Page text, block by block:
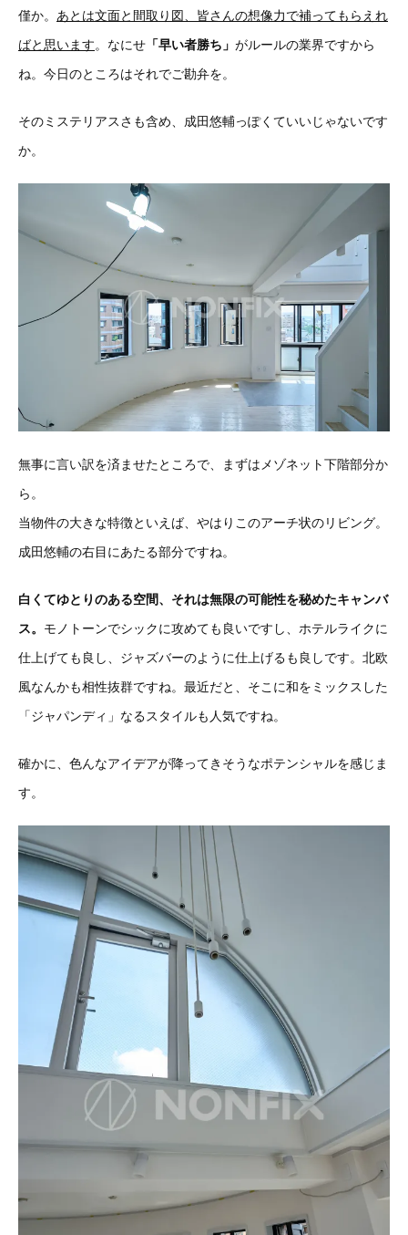
僅か。 あとは文面と間取り図、皆さんの想像力で補ってもらえれ
ばと思います。なにせ 「早い者勝ち」 がルールの業界ですから
ね。今日のところはそれでご勘弁を。
そのミステリアスさも含め、成田悠輔っぽくていいじゃないです
か。
無事に言い訳を済ませたところで、まずはメゾネット下階部分か
ら。
当物件の大きな特徴といえば、やはりこのアーチ状のリビング。
成田悠輔の右目にあたる部分ですね。
白くてゆとりのある空間、それは無限の可能性を秘めたキャンバ
ス。 モノトーンでシックに攻めても良いですし、ホテルライクに
仕上げても良し、ジャズバーのように仕上げるも良しです。北欧
風なんかも相性抜群ですね。最近だと、そこに和をミックスした
「ジャパンディ」なるスタイルも人気ですね。
確かに、色んなアイデアが降ってきそうなポテンシャルを感じま
す。